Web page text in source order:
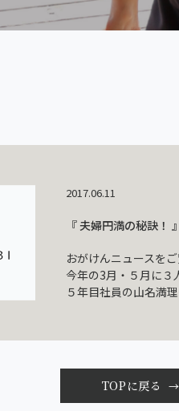
2017.06.11
『 夫婦円満の秘訣！
おがけんニュースを
今年の3月・５月に３
５年目社員の山名満
TOPに戻る